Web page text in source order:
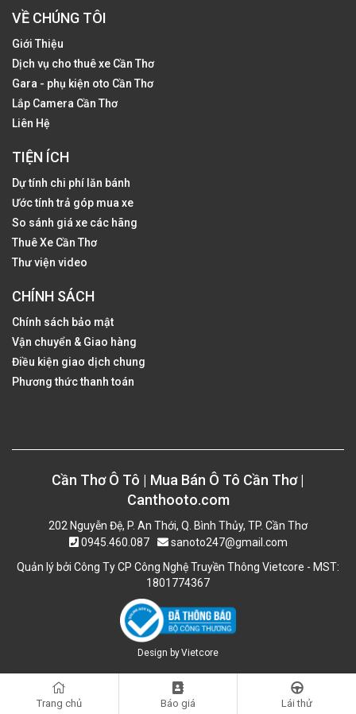
Trang chủ Báo giá Lái thử
VỀ CHÚNG TÔI
Giới Thiệu
Dịch vụ cho thuê xe Cần Thơ
Gara - phụ kiện oto Cần Thơ
Lắp Camera Cần Thơ
Liên Hệ
TIỆN ÍCH
Dự tính chi phí lăn bánh
Ước tính trả góp mua xe
So sánh giá xe các hãng
Thuê Xe Cần Thơ
Thư viện video
CHÍNH SÁCH
Chính sách bảo mật
Vận chuyển & Giao hàng
Điều kiện giao dịch chung
Phương thức thanh toán
Cần Thơ Ô Tô | Mua Bán Ô Tô Cần Thơ |
Canthooto.com
202 Nguyễn Đệ, P. An Thới, Q. Bình Thủy, TP. Cần Thơ
0945.460.087
sanoto247@gmail.com
Quản lý bởi Công Ty CP Công Nghệ Truyền Thông Vietcore - MST:
1801774367
Design byVietcore